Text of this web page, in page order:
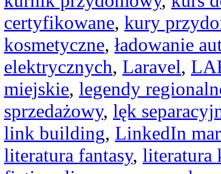
certyfikowane, kury
kosmetyczne, ładowanie
elektrycznych, Laravel,
miejskie, legendy
sprzedażowy, lęk
link building, LinkedIn
literatura fantasy, literatura